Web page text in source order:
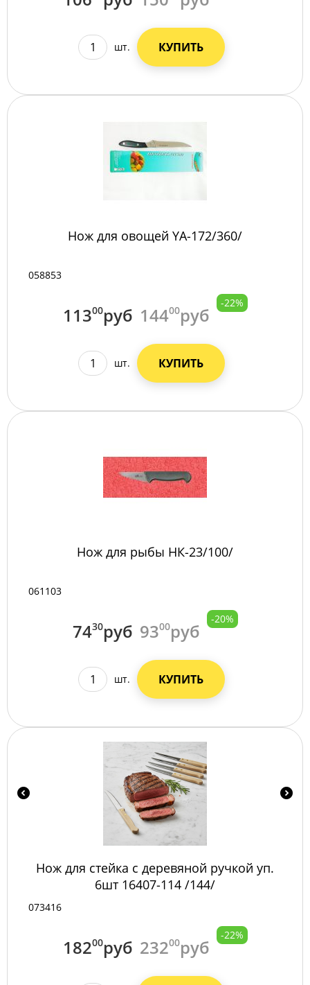
шт. КУПИТЬ
Нож для овощей YA-172/360/
058853
11300руб 14400руб
-22%
шт. КУПИТЬ
Нож для рыбы НК-23/100/
061103
7430руб 9300руб
-20%
шт. КУПИТЬ
Нож для стейка с деревяной ручкой уп.
6шт 16407-114 /144/
073416
18200руб 23200руб
-22%